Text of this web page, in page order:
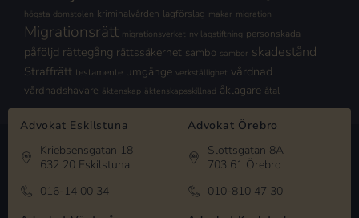
högsta domstolen kriminalvården lagförslag makar migration
Migrationsrätt migrationsverket ny lagstiftning personskada
påföljd rättegång rättssäkerhet sambo sambor skadestånd
Straffrätt testamente umgänge verkställighet vårdnad
vårdnadshavare äktenskap äktenskapsskillnad åklagare åtal
Advokat Eskilstuna
Kriebsensgatan 18
632 20 Eskilstuna
016-14 00 34
Advokat Örebro
Slottsgatan 8A
703 61 Örebro
010-810 47 30